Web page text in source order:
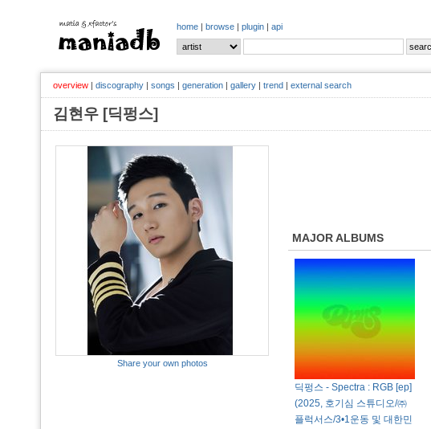
home | browse | plugin | api
overview | discography | songs | generation | gallery | trend | external search
김현우 [딕펑스]
Share your own photos
MAJOR ALBUMS
딕펑스 - Spectra : RGB [ep]
(2025, 호기심 스튜디오/㈜
플럭서스/3•1운동 및 대한민